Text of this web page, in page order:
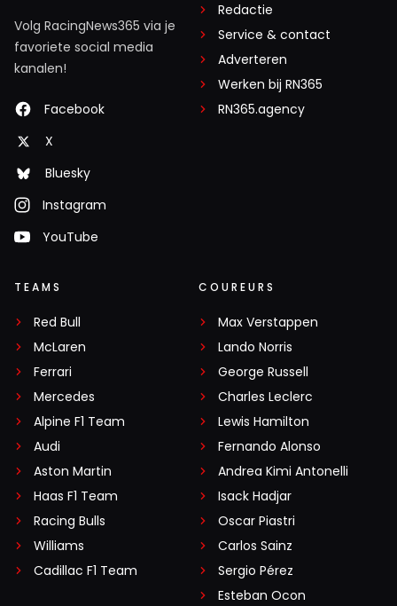
Volg RacingNews365 via je
favoriete social media
kanalen!
Facebook
X
Bluesky
Instagram
YouTube
Redactie
Service & contact
Adverteren
Werken bij RN365
RN365.agency
TEAMS
Red Bull
McLaren
Ferrari
Mercedes
Alpine F1 Team
Audi
Aston Martin
Haas F1 Team
Racing Bulls
Williams
Cadillac F1 Team
COUREURS
Max Verstappen
Lando Norris
George Russell
Charles Leclerc
Lewis Hamilton
Fernando Alonso
Andrea Kimi Antonelli
Isack Hadjar
Oscar Piastri
Carlos Sainz
Sergio Pérez
Esteban Ocon